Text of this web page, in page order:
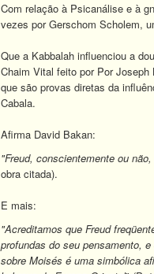
Com relação à Psicanálise e à
vezes por Gerschom Scholem,
Que a Kabbalah influenciou a
Chaim Vital feito por Por
que são provas diretas da
Cabala.
Afirma David Bakan:
"Freud, conscientemente ou
obra citada).
E mais:
"Acreditamos que Freud
profundas do seu pensamento,
sobre Moisés é uma simbólica